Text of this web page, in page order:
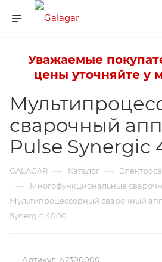
Уважаемые
цены уточняйте у
сварочный
Pulse Synergic
GALAGAR — Каталог —
— Многофункциональные
Мультипроцессорный сварочный
Synergic 4000
Артикул: 42300000